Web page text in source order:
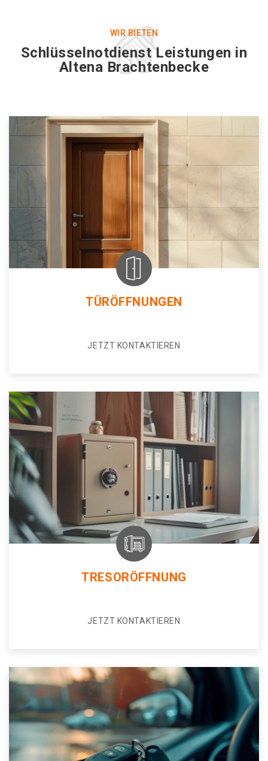
WIR BIETEN
Schlüsselnotdienst Leistungen in
Altena Brachtenbecke
TÜRÖFFNUNGEN
JETZT KONTAKTIEREN
TRESORÖFFNUNG
JETZT KONTAKTIEREN